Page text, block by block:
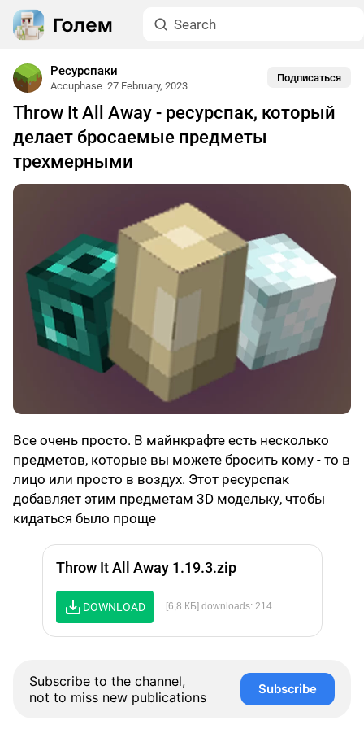
Ресурспаки
Accuphase 27 February, 2023
Подписаться
Throw It All Away - ресурспак, который
делает бросаемые предметы
трехмерными
Все очень просто. В майнкрафте есть несколько
предметов, которые вы можете бросить кому - то в
лицо или просто в воздух. Этот ресурспак
добавляет этим предметам 3D модельку, чтобы
кидаться было проще
Throw It All Away 1.19.3.zip
DOWNLOAD [6,8 КБ] downloads: 214
Subscribe to the channel,
not to miss new publications
Subscribe